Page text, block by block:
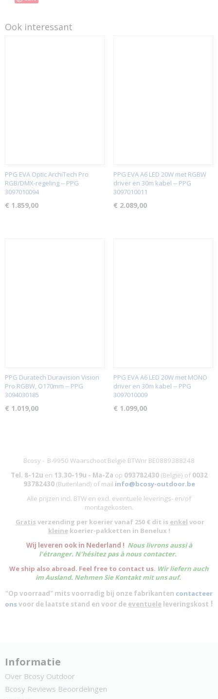
Ook interessant
PPG EVA Optic ArchiTech Pro
RGB/DMX-regeling -- PPG
3097010094
€ 1.859,00
PPG EVA A6 LED 20W met RGBW
driver en 30m kabel -- PPG
3097010011
€ 2.089,00
PPG Duratech Duravision Vision
Pro RGBW, O170mm -- PPG
3094030185
€ 1.019,00
PPG EVA A6 LED 20W met MONO
driver en 30m kabel -- PPG
3097010009
€ 1.099,00
Bcosy - B-9950 Waarschoot België BTWnr BE0889388248
Tel. 8-12u en 13.30-19u - Ma-Za op 093782430(België) of 0032
93782430(Buitenland) of mail info@bcosy-outdoor.be
Alle prijzen incl. BTW en excl. eventuele leverings- en/of
montagekosten.
Gratis verzending per koerier vanaf 250 € dit is enkel voor
kleinekoerier-pakketten in Benelux !
Wij leveren ook in Nederland ! Nous livrons aussi à
l'étranger. N'hésitez pas à nous contacter.
We ship also abroad. Feel free to contact us. Wir liefern auch
im Ausland. Nehmen Sie Kontakt mit uns auf.
"Op voorraad" mits voorradig bij onze fabrikanten contacteer
onsvoor de laatste stand en voor de eventuele leveringskost !
Informatie
Over Bcosy Outdoor
Bcosy Reviews Beoordelingen